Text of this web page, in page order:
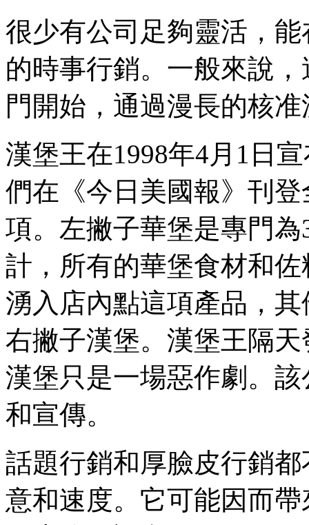
很少有公司足夠靈活，
的時事行銷。一般來說
門開始，通過漫長的核
漢堡王在1998年4月1日
們在《今日美國報》刊
項。左撇子華堡是專門
計，所有的華堡食材和
湧入店內點這項產品，
右撇子漢堡。漢堡王隔
漢堡只是一場惡作劇。
和宣傳。
話題行銷和厚臉皮行銷
意和速度。它可能因而